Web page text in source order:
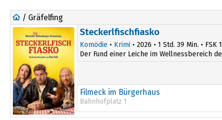
/ Gräfelfing
Steckerlfischfiasko
Komödie • Krimi • 2026 • 1 Std. 39 Min. • FSK
Der Fund einer Leiche im Wellnessbereich
Filmeck im Bürgerhaus
Bahnhofplatz 1